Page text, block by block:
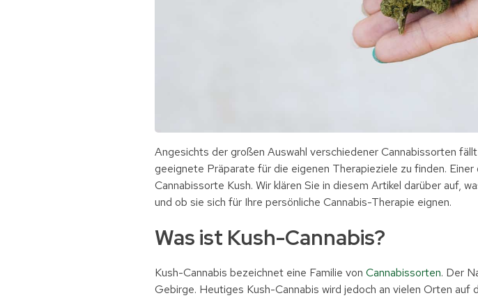
Angesichts der großen Auswahl verschiedener Cannabissorten
geeignete Präparate für die eigenen Therapieziele zu finden.
Cannabissorte Kush. Wir klären Sie in diesem Artikel darüber auf,
und ob sie sich für Ihre persönliche Cannabis-Therapie eignen.
Was ist Kush-Cannabis?
Kush-Cannabis bezeichnet eine Familie von Cannabissorten. Der
Gebirge. Heutiges Kush-Cannabis wird jedoch an vielen Orten